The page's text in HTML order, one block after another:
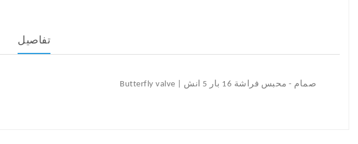
تفاصيل
صمام - محبس فراشة 16 بار 5 انش | Butterfly valve